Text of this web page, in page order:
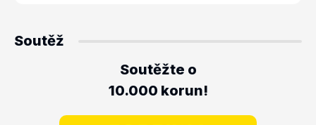
Soutěž
Soutěžte o
10.000 korun!